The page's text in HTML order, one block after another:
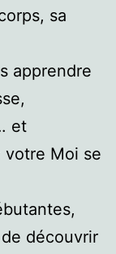
sa
apprendre
et
votre Moi se
découvrir